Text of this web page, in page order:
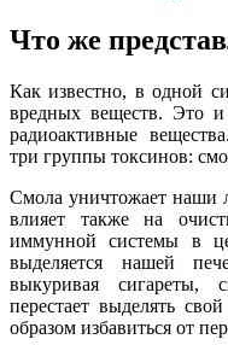
Что же
Как известно, в одной
вредных веществ. Это
радиоактивные
три группы токсинов:
Смола уничтожает наши
влияет также на
иммунной системы в
выделяется нашей
выкуривая сигареты,
перестает выделять
образом избавиться от